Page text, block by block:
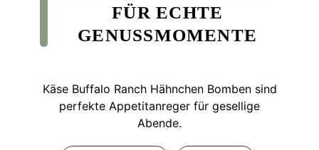
FÜR ECHTE
GENUSSMOMENTE
Käse Buffalo Ranch Hähnchen Bomben sind
perfekte Appetitanreger für gesellige
Abende.